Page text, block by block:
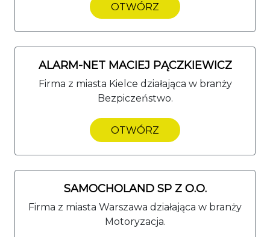
OTWÓRZ
ALARM-NET MACIEJ PĄCZKIEWICZ
Firma z miasta Kielce działająca w branży
Bezpiczeństwo.
OTWÓRZ
SAMOCHOLAND SP Z O.O.
Firma z miasta Warszawa działająca w branży
Motoryzacja.